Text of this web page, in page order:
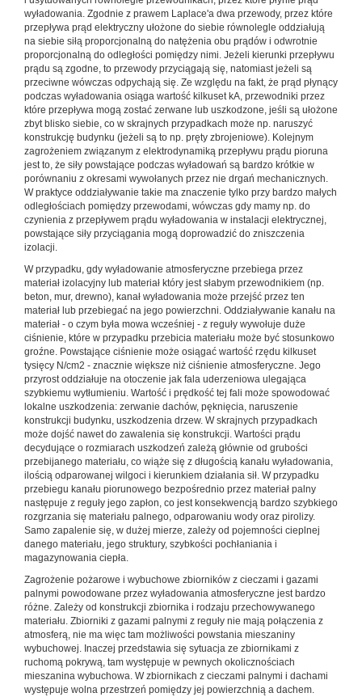
wyładowania. Zgodnie z prawem Laplace'a dwa przewody, przez które
przepływa prąd elektryczny ułożone do siebie równolegle oddziałują
na siebie siłą proporcjonalną do natężenia obu prądów i odwrotnie
proporcjonalną do odległości pomiędzy nimi. Jeżeli kierunki przepływu
prądu są zgodne, to przewody przyciągają się, natomiast jeżeli są
przeciwne wówczas odpychają się. Ze względu na fakt, że prąd płynący
podczas wyładowania osiąga wartość kilkuset kA, przewodniki przez
które przepływa mogą zostać zerwane lub uszkodzone, jeśli są ułożone
zbyt blisko siebie, co w skrajnych przypadkach może np. naruszyć
konstrukcję budynku (jeżeli są to np. pręty zbrojeniowe). Kolejnym
zagrożeniem związanym z elektrodynamiką przepływu prądu pioruna
jest to, że siły powstające podczas wyładowań są bardzo krótkie w
porównaniu z okresami wywołanych przez nie drgań mechanicznych.
W praktyce oddziaływanie takie ma znaczenie tylko przy bardzo małych
odległościach pomiędzy przewodami, wówczas gdy mamy np. do
czynienia z przepływem prądu wyładowania w instalacji elektrycznej,
powstające siły przyciągania mogą doprowadzić do zniszczenia
izolacji.
W przypadku, gdy wyładowanie atmosferyczne przebiega przez
materiał izolacyjny lub materiał który jest słabym przewodnikiem (np.
beton, mur, drewno), kanał wyładowania może przejść przez ten
materiał lub przebiegać na jego powierzchni. Oddziaływanie kanału na
materiał - o czym była mowa wcześniej - z reguły wywołuje duże
ciśnienie, które w przypadku przebicia materiału może być stosunkowo
groźne. Powstające ciśnienie może osiągać wartość rzędu kilkuset
tysięcy N/cm2 - znacznie większe niż ciśnienie atmosferyczne. Jego
przyrost oddziałuje na otoczenie jak fala uderzeniowa ulegająca
szybkiemu wytłumieniu. Wartość i prędkość tej fali może spowodować
lokalne uszkodzenia: zerwanie dachów, pęknięcia, naruszenie
konstrukcji budynku, uszkodzenia drzew. W skrajnych przypadkach
może dojść nawet do zawalenia się konstrukcji. Wartości prądu
decydujące o rozmiarach uszkodzeń zależą głównie od grubości
przebijanego materiału, co wiąże się z długością kanału wyładowania,
ilością odparowanej wilgoci i kierunkiem działania sił. W przypadku
przebiegu kanału piorunowego bezpośrednio przez materiał palny
następuje z reguły jego zapłon, co jest konsekwencją bardzo szybkiego
rozgrzania się materiału palnego, odparowaniu wody oraz pirolizy.
Samo zapalenie się, w dużej mierze, zależy od pojemności cieplnej
danego materiału, jego struktury, szybkości pochłaniania i
magazynowania ciepła.
Zagrożenie pożarowe i wybuchowe zbiorników z cieczami i gazami
palnymi powodowane przez wyładowania atmosferyczne jest bardzo
różne. Zależy od konstrukcji zbiornika i rodzaju przechowywanego
materiału. Zbiorniki z gazami palnymi z reguły nie mają połączenia z
atmosferą, nie ma więc tam możliwości powstania mieszaniny
wybuchowej. Inaczej przedstawia się sytuacja ze zbiornikami z
ruchomą pokrywą, tam występuje w pewnych okolicznościach
mieszanina wybuchowa. W zbiornikach z cieczami palnymi i dachami
występuje wolna przestrzeń pomiędzy jej powierzchnią a dachem.